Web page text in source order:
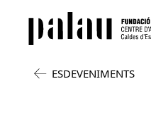
ESDEVENIMENTS